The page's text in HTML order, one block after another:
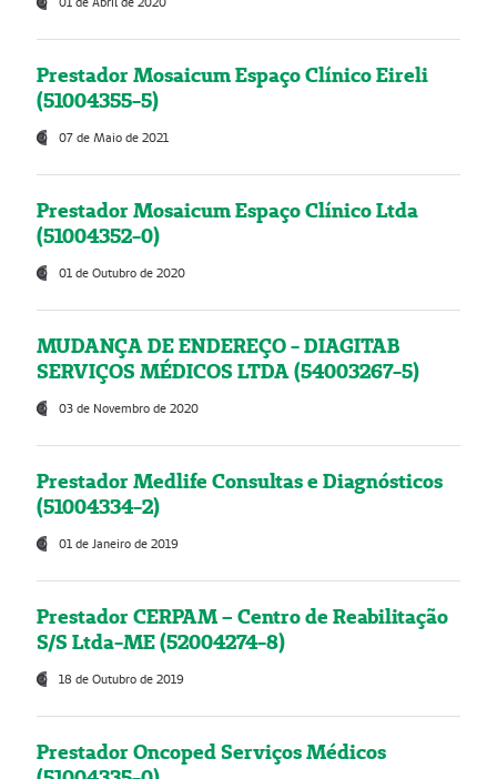
Prestador Mosaicum Espaço Clínico Eireli
(51004355-5)
07 de Maio de 2021
Prestador Mosaicum Espaço Clínico Ltda
(51004352-0)
01 de Outubro de 2020
MUDANÇA DE ENDEREÇO - DIAGITAB
SERVIÇOS MÉDICOS LTDA (54003267-5)
03 de Novembro de 2020
Prestador Medlife Consultas e Diagnósticos
(51004334-2)
01 de Janeiro de 2019
Prestador CERPAM – Centro de Reabilitação
S/S Ltda-ME (52004274-8)
18 de Outubro de 2019
Prestador Oncoped Serviços Médicos